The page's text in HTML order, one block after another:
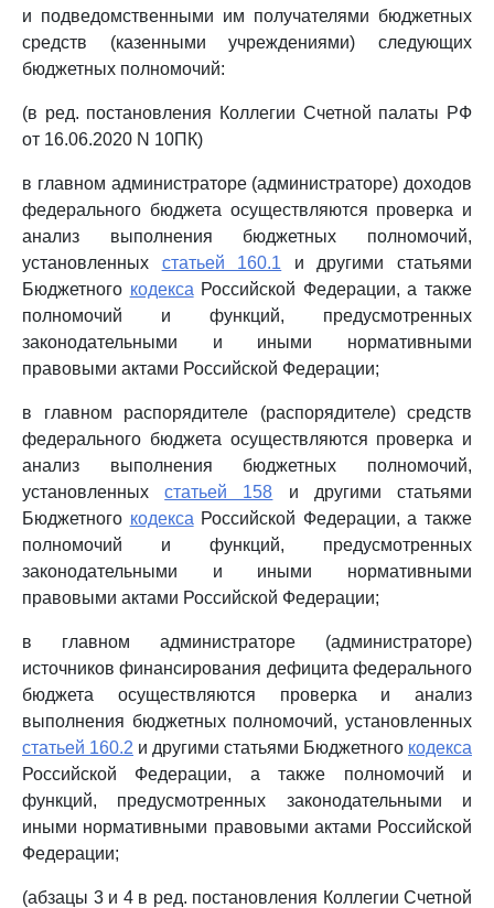
и подведомственными им получателями бюджетных
средств (казенными учреждениями) следующих
бюджетных полномочий:
(в ред. постановления Коллегии Счетной палаты РФ
от 16.06.2020 N 10ПК)
в главном администраторе (администраторе) доходов
федерального бюджета осуществляются проверка и
анализ выполнения бюджетных полномочий,
установленных статьей 160.1 и другими статьями
Бюджетного кодекса Российской Федерации, а также
полномочий и функций, предусмотренных
законодательными и иными нормативными
правовыми актами Российской Федерации;
в главном распорядителе (распорядителе) средств
федерального бюджета осуществляются проверка и
анализ выполнения бюджетных полномочий,
установленныхстатьей 158 и другими статьями
Бюджетного кодекса Российской Федерации, а также
полномочий и функций, предусмотренных
законодательными и иными нормативными
правовыми актами Российской Федерации;
в главном администраторе (администраторе)
источников финансирования дефицита федерального
бюджета осуществляются проверка и анализ
выполнения бюджетных полномочий, установленных
статьей 160.2 и другими статьями Бюджетного кодекса
Российской Федерации, а также полномочий и
функций, предусмотренных законодательными и
иными нормативными правовыми актами Российской
Федерации;
(абзацы 3 и 4 в ред. постановления Коллегии Счетной